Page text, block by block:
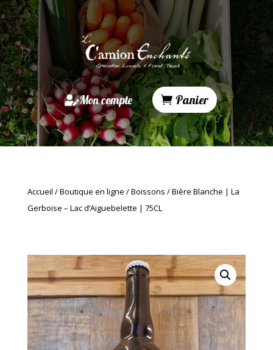
Mon compte Panier
Accueil /Boutique en ligne /Boissons / Bière Blanche | La
Gerboise – Lac d’Aiguebelette | 75CL